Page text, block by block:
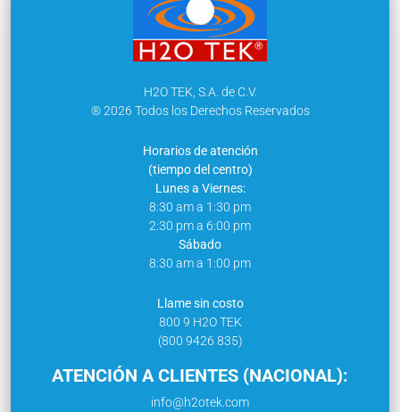
H2O TEK, S.A. de C.V.
® 2026 Todos los Derechos Reservados
Horarios de atención
(tiempo del centro)
Lunes a Viernes:
8:30 am a 1:30 pm
2:30 pm a 6:00 pm
Sábado
8:30 am a 1:00 pm
Llame sin costo
800 9 H2O TEK
(800 9426 835)
ATENCIÓN A CLIENTES (NACIONAL):
info@h2otek.com